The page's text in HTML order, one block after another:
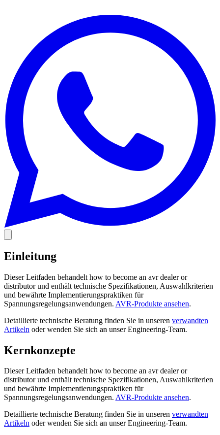
Einleitung
Dieser Leitfaden behandelt how to become an avr dealer or
distributor und enthält technische Spezifikationen, Auswahlkriterien
und bewährte Implementierungspraktiken für
Spannungsregelungsanwendungen. AVR-Produkte ansehen.
Detaillierte technische Beratung finden Sie in unseren verwandten
Artikeln oder wenden Sie sich an unser Engineering-Team.
Kernkonzepte
Dieser Leitfaden behandelt how to become an avr dealer or
distributor und enthält technische Spezifikationen, Auswahlkriterien
und bewährte Implementierungspraktiken für
Spannungsregelungsanwendungen. AVR-Produkte ansehen.
Detaillierte technische Beratung finden Sie in unseren verwandten
Artikeln oder wenden Sie sich an unser Engineering-Team.